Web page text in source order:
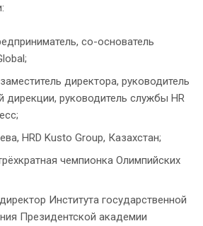
со-основатель
директора, руководитель
дирекции, руководитель службы HR
HRD Kusto Group, Казахстан;
чемпионка Олимпийских
Института государственной
Президентской академии